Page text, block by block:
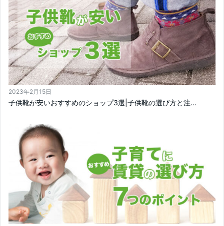
2023年2月15日
子供靴が安いおすすめのショップ3選|子供靴の選び方と注...